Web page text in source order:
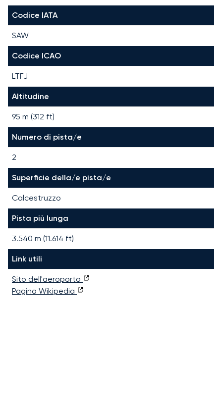
Codice IATA
SAW
Codice ICAO
LTFJ
Altitudine
95 m (312 ft)
Numero di pista/e
2
Superficie della/e pista/e
Calcestruzzo
Pista più lunga
3.540 m (11.614 ft)
Link utili
Sito dell'aeroporto
Pagina Wikipedia